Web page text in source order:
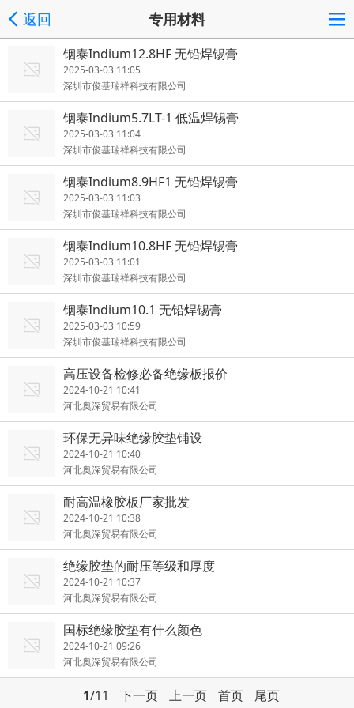
返回 专用材料
铟泰Indium12.8HF 无铅焊锡膏
2025-03-03 11:05
深圳市俊基瑞祥科技有限公司
铟泰Indium5.7LT-1 低温焊锡膏
2025-03-03 11:04
深圳市俊基瑞祥科技有限公司
铟泰Indium8.9HF1 无铅焊锡膏
2025-03-03 11:03
深圳市俊基瑞祥科技有限公司
铟泰Indium10.8HF 无铅焊锡膏
2025-03-03 11:01
深圳市俊基瑞祥科技有限公司
铟泰Indium10.1 无铅焊锡膏
2025-03-03 10:59
深圳市俊基瑞祥科技有限公司
高压设备检修必备绝缘板报价
2024-10-21 10:41
河北奥深贸易有限公司
环保无异味绝缘胶垫铺设
2024-10-21 10:40
河北奥深贸易有限公司
耐高温橡胶板厂家批发
2024-10-21 10:38
河北奥深贸易有限公司
绝缘胶垫的耐压等级和厚度
2024-10-21 10:37
河北奥深贸易有限公司
国标绝缘胶垫有什么颜色
2024-10-21 09:26
河北奥深贸易有限公司
1/11 下一页 上一页 首页 尾页